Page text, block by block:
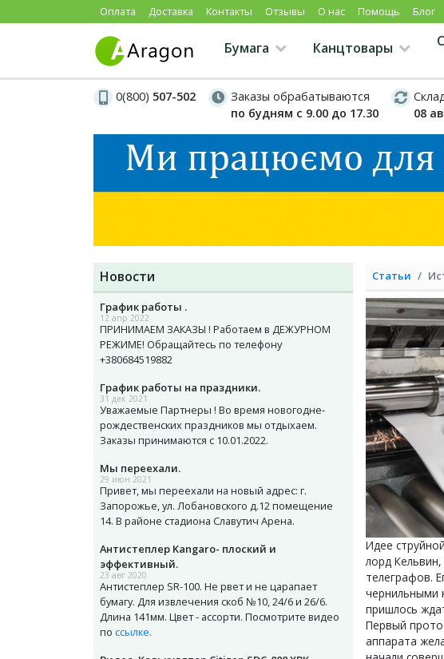
Оплата Доставка Контакты Отзывы О нас Помощь Блог
Бумага Канцтовары
0(800) 507-502
Заказы обрабатываются
по будням с 9.00 до 17.30
08
Новости
График работы .
12 апр 2022
ПРИНИМАЕМ ЗАКАЗЫ ! Работаем в ДЕЖУРНОМ
РЕЖИМЕ! Обращайтесь по телефону
+380684519882
График работы на праздники.
31 дек 2021
Уважаемые Партнеры ! Во время новогодне-
рождественских праздников мы отдыхаем.
Заказы принимаются с 10.01.2022.
Мы переехали.
29 июн 2021
Привет, мы переехали на новый адрес: г.
Запорожье, ул. Лобановского д.12 помещение
14. В районе стадиона Славутич Арена.
Антистеплер Kangaro- плоский и
эффективный.
23 авг 2020
Антистеплер SR-100. Не рвет и не царапает
бумагу. Для извлечения скоб №10, 24/6 и 26/6.
Длина 141мм. Цвет - ассорти. Посмотрите видео
по ссылке.
Статьи
Идее
лорд
телеграфов.
чернильными
пришлось
Первый
аппарата